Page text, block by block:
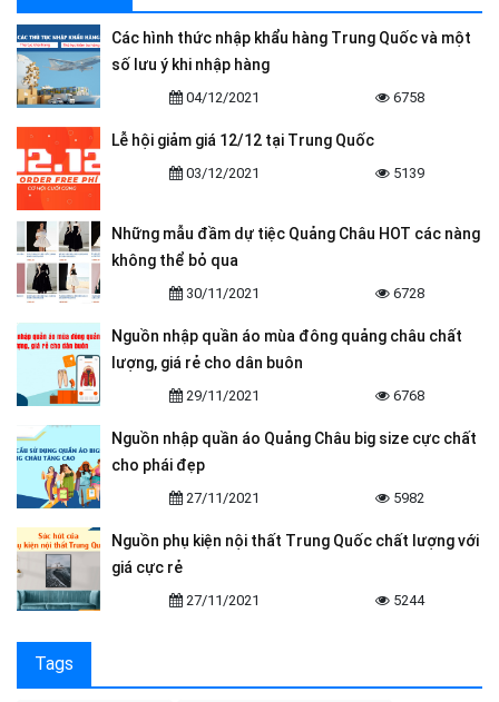
Các hình thức nhập khẩu hàng Trung Quốc và một
số lưu ý khi nhập hàng
04/12/2021 6758
Lễ hội giảm giá 12/12 tại Trung Quốc
03/12/2021 5139
Những mẫu đầm dự tiệc Quảng Châu HOT các nàng
không thể bỏ qua
30/11/2021 6728
Nguồn nhập quần áo mùa đông quảng châu chất
lượng, giá rẻ cho dân buôn
29/11/2021 6768
Nguồn nhập quần áo Quảng Châu big size cực chất
cho phái đẹp
27/11/2021 5982
Nguồn phụ kiện nội thất Trung Quốc chất lượng với
giá cực rẻ
27/11/2021 5244
Tags